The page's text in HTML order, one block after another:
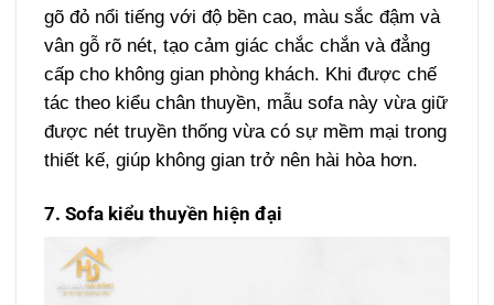
gõ đỏ nổi tiếng với độ bền cao, màu sắc đậm và
vân gỗ rõ nét, tạo cảm giác chắc chắn và đẳng
cấp cho không gian phòng khách. Khi được chế
tác theo kiểu chân thuyền, mẫu sofa này vừa giữ
được nét truyền thống vừa có sự mềm mại trong
thiết kế, giúp không gian trở nên hài hòa hơn.
7. Sofa kiểu thuyền hiện đại